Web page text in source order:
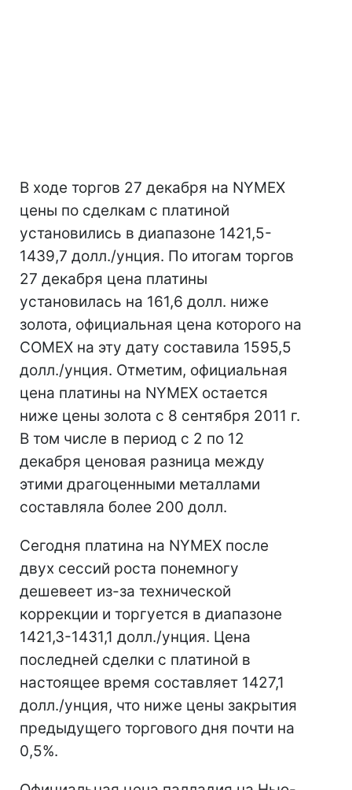
В ходе торгов 27 декабря на NYMEX
цены по сделкам с платиной
установились в диапазоне 1421,5-
1439,7 долл./унция. По итогам торгов
27 декабря цена платины
установилась на 161,6 долл. ниже
золота, официальная цена которого на
COMEX на эту дату составила 1595,5
долл./унция. Отметим, официальная
цена платины на NYMEX остается
ниже цены золота с 8 сентября 2011 г.
В том числе в период с 2 по 12
декабря ценовая разница между
этими драгоценными металлами
составляла более 200 долл.
Сегодня платина на NYMEX после
двух сессий роста понемногу
дешевеет из-за технической
коррекции и торгуется в диапазоне
1421,3-1431,1 долл./унция. Цена
последней сделки с платиной в
настоящее время составляет 1427,1
долл./унция, что ниже цены закрытия
предыдущего торгового дня почти на
0,5%.